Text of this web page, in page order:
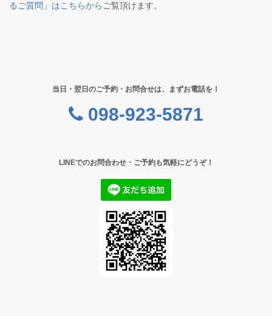
るご質問」はこちらから ご覧頂けます。
当日・翌日のご予約・お問合せは、まずお電話を！
098-923-5871
LINEでのお問合わせ・ご予約も気軽にどうぞ！